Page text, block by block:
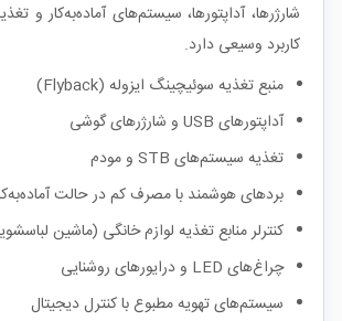
شارژرها، آداپتورها، سیستم‌های آماده‌به‌کار و
کاربرد وسیعی دارد.
منبع تغذیه سوئیچینگ ایزوله (Flyback)
آداپتورهای USB و شارژرهای گوشی
تغذیه سیستم‌های STB و مودم
بردهای هوشمند با مصرف کم در حالت
کنترلر منابع تغذیه لوازم خانگی (ماشین
چراغ‌های LED و درایورهای روشنایی
سیستم‌های تهویه مطبوع با کنترل دیجیتال